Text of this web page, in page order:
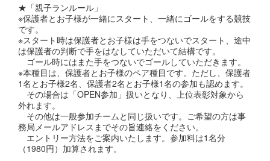
★「親子ランルール」
※保護者とお子様が一緒にスタート、一緒にゴールをする競技
です。
※スタート時は保護者とお子様は手をつないでスタート、途中
は保護者の判断で手をはなしていただいて結構です。
ゴール時にはまた手をつないでゴールしていただきます。
※本種目は、保護者とお子様のペア種目です。ただし、保護者
1名とお子様2名、保護者2名とお子様1名の参加も認めます。
その場合は「OPEN参加」扱いとなり、上位表彰対象から
外れます。
その他は一般参加チームと同じ扱いです。ご希望の方は事
務局メールアドレスまでその旨連絡をください。
エントリー方法をご案内いたします。参加料は1名分
（1980円）加算されます。